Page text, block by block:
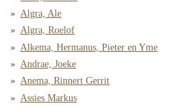
Algra, Ale
Algra, Roelof
Alkema, Hermanus, Pieter en Yme
Andrae, Joeke
Anema, Rinnert Gerrit
Assies Markus